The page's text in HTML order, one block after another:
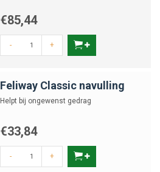
€85,44
- +
Feliway Classic navulling
Helpt bij ongewenst gedrag
€33,84
- +